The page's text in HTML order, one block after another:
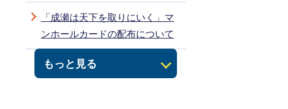
もっと見る
「成瀬は天下を取りにいく」マ
ンホールカードの配布について